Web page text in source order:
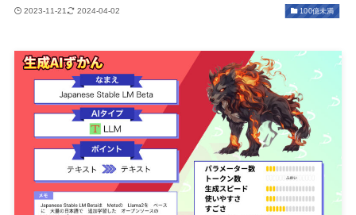
2023-11-21 2024-04-02 100億未満